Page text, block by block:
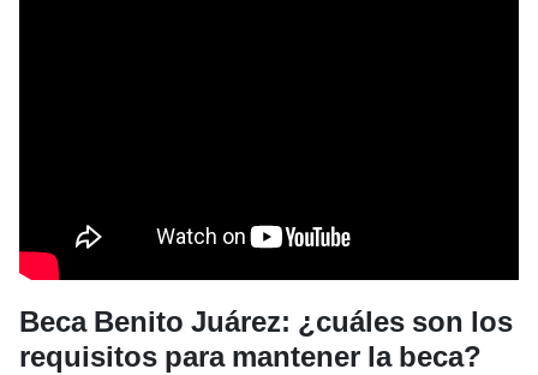
Beca Benito Juárez: ¿cuáles son los
requisitos para mantener la beca?